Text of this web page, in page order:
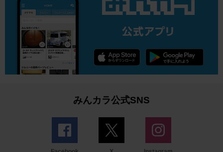
みんカラ公式SNS